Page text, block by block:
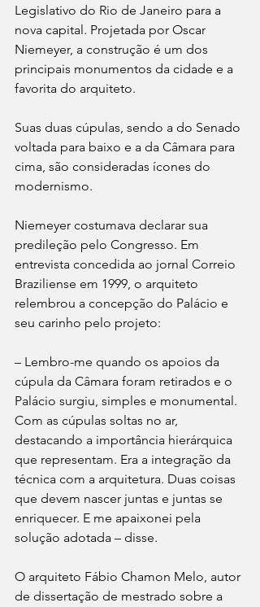
Legislativo do Rio de Janeiro para a
nova capital. Projetada por Oscar
Niemeyer, a construção é um dos
principais monumentos da cidade e a
favorita do arquiteto.
Suas duas cúpulas, sendo a do Senado
voltada para baixo e a da Câmara para
cima, são consideradas ícones do
modernismo.
Niemeyer costumava declarar sua
predileção pelo Congresso. Em
entrevista concedida ao jornal Correio
Braziliense em 1999, o arquiteto
relembrou a concepção do Palácio e
seu carinho pelo projeto:
– Lembro-me quando os apoios da
cúpula da Câmara foram retirados e o
Palácio surgiu, simples e monumental.
Com as cúpulas soltas no ar,
destacando a importância hierárquica
que representam. Era a integração da
técnica com a arquitetura. Duas coisas
que devem nascer juntas e juntas se
enriquecer. E me apaixonei pela
solução adotada – disse.
O arquiteto Fábio Chamon Melo, autor
de dissertação de mestrado sobre a